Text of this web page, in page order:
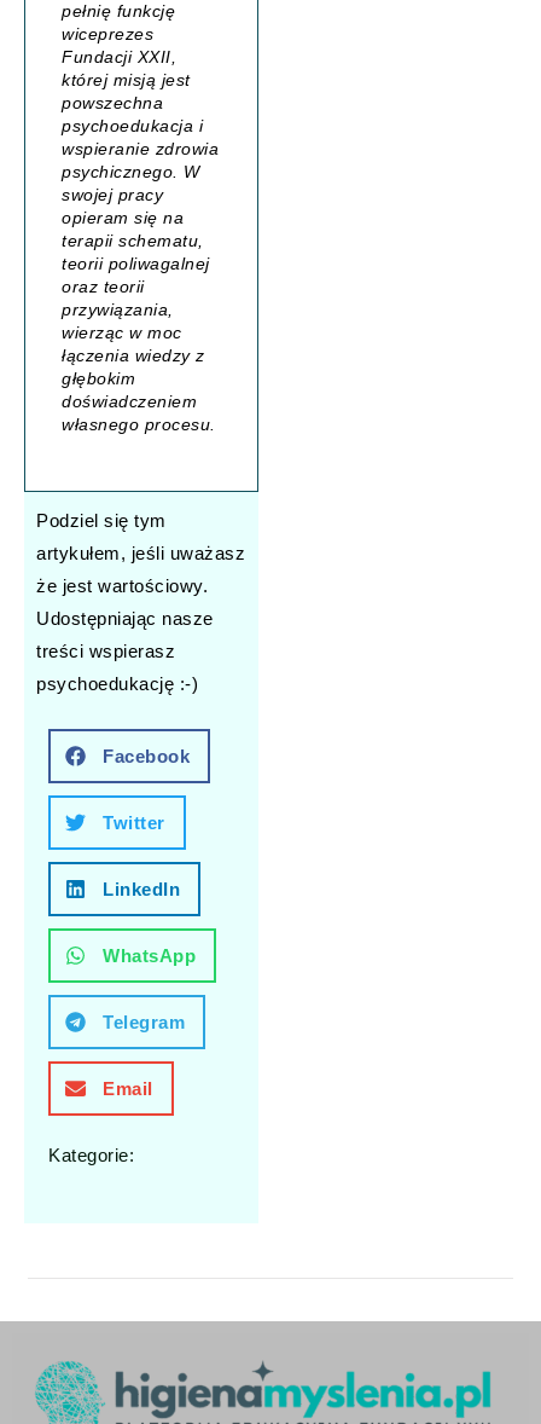
pełnię funkcję
wiceprezes
Fundacji XXII,
której misją jest
powszechna
psychoedukacja i
wspieranie zdrowia
psychicznego. W
swojej pracy
opieram się na
terapii schematu,
teorii poliwagalnej
oraz teorii
przywiązania,
wierząc w moc
łączenia wiedzy z
głębokim
doświadczeniem
własnego procesu.
Podziel się tym
artykułem, jeśli uważasz
że jest wartościowy.
Udostępniając nasze
treści wspierasz
psychoedukację :-)
Facebook
Twitter
LinkedIn
WhatsApp
Telegram
Email
Kategorie: